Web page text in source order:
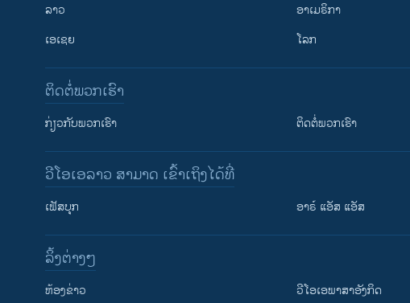
ຕິດຕາມພວກເຮົາ ທີ່
ລາວ
ເອເຊຍ
ອາເມຣິກາ
ໂລກ
ຕິດຕໍ່ພວກເຮົາ
ກ່ຽວກັບພວກເຮົາ ຕິດຕໍ່ພວກເຮົາ
ວີໂອເອລາວ ສາມາດ ເຂົ້າເຖິງໄດ້ທີ່
ເຟັສບຸກ ອາຣ໌ ແອັສ ແອັສ
​ລິ້ງ​ຕ່າງໆ
​ຫ້ອງ​ຂ່າວ ວີ​ໂອ​ເອ​ພາ​ສາ​ອັງ​ກິດ